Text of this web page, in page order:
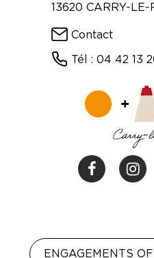
13620 CARRY-LE-
Contact
Tél : 04 42 13
ENGAGEMENTS